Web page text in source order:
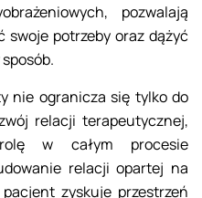
pozwalają
swoje potrzeby oraz dążyć
nie ogranicza się tylko do
relacji terapeutycznej,
w całym procesie
relacji opartej na
zyskuje przestrzeń